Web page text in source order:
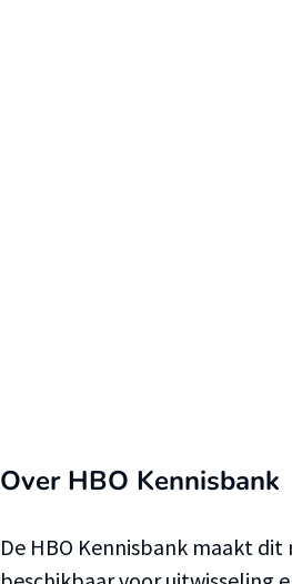
Over HBO Kennisbank
De HBO Kennisbank maakt